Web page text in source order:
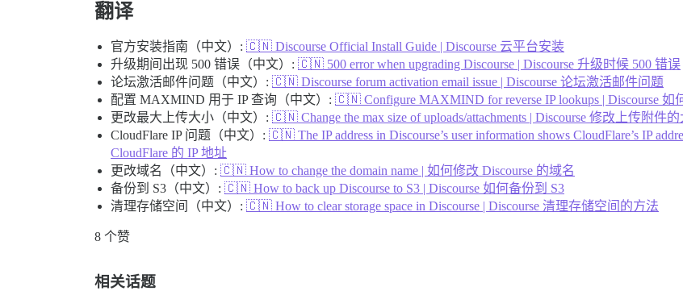
翻译
官方安装指南（中文）: 🇨🇳 Discourse Official Install Guide | Discourse 云平台安装
升级期间出现 500 错误（中文）: 🇨🇳 500 error when upgrading Discourse | Discourse 升级时候 500 错误
论坛激活邮件问题（中文）: 🇨🇳 Discourse forum activation email issue | Discourse 论坛激活邮件问题
配置 MAXMIND 用于 IP 查询（中文）: 🇨🇳 Configure MAXMIND for reverse IP lookups | Discourse
更改最大上传大小（中文）: 🇨🇳 Change the max size of uploads/attachments | Discourse 修改上传附件
CloudFlare IP 问题（中文）: 🇨🇳 The IP address in Discourse’s user information shows CloudFlare’s IP
CloudFlare 的 IP 地址
更改域名（中文）: 🇨🇳 How to change the domain name | 如何修改 Discourse 的域名
备份到 S3（中文）: 🇨🇳 How to back up Discourse to S3 | Discourse 如何备份到 S3
清理存储空间（中文）: 🇨🇳 How to clear storage space in Discourse | Discourse 清理存储空间的方法
8 个赞
相关话题